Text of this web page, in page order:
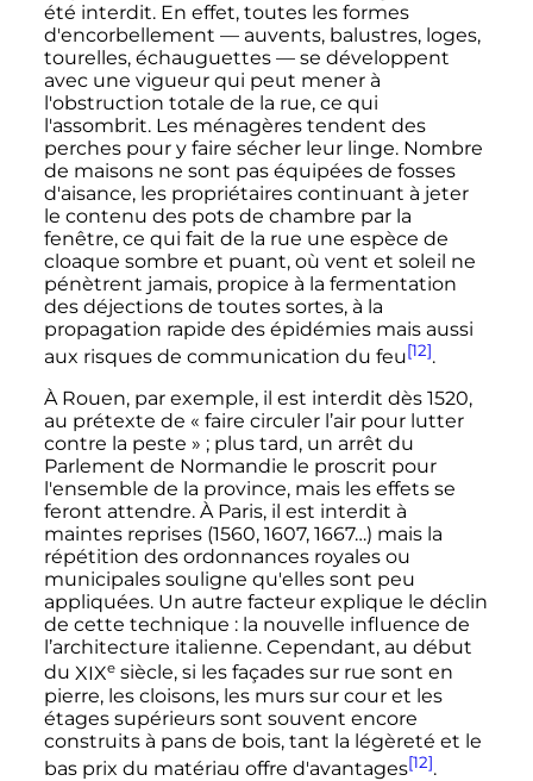
été interdit. En effet, toutes les formes
d'encorbellement — auvents, balustres, loges,
tourelles, échauguettes —se développent
avec une vigueur qui peut mener à
l'obstruction totale de la rue, ce qui
l'assombrit. Les ménagères tendent des
perches pour y faire sécher leur linge. Nombre
de maisons ne sont pas équipées de fosses
d'aisance, les propriétaires continuant à jeter
le contenu des pots de chambre par la
fenêtre, ce qui fait de la rue une espèce de
cloaque sombre et puant, où vent et soleil ne
pénètrent jamais, propice à la fermentation
des déjections de toutes sortes, à la
propagation rapide des épidémies mais aussi
aux risques de communication du feu[12].
À Rouen, par exemple, il est interdit dès 1520,
au prétexte de « faire circuler l’air pour lutter
contre la peste » ; plus tard, un arrêt du
Parlement de Normandie le proscrit pour
l'ensemble de la province, mais les effets se
feront attendre. À Paris, il est interdit à
maintes reprises (1560, 1607, 1667…) mais la
répétition des ordonnances royales ou
municipales souligne qu'elles sont peu
appliquées. Un autre facteur explique le déclin
de cette technique : la nouvelle influence de
l’architecture italienne. Cependant, au début
du XIXe siècle, si les façades sur rue sont en
pierre, les cloisons, les murs sur cour et les
étages supérieurs sont souvent encore
construits à pans de bois, tant la légèreté et le
bas prix du matériau offre d'avantages[12].